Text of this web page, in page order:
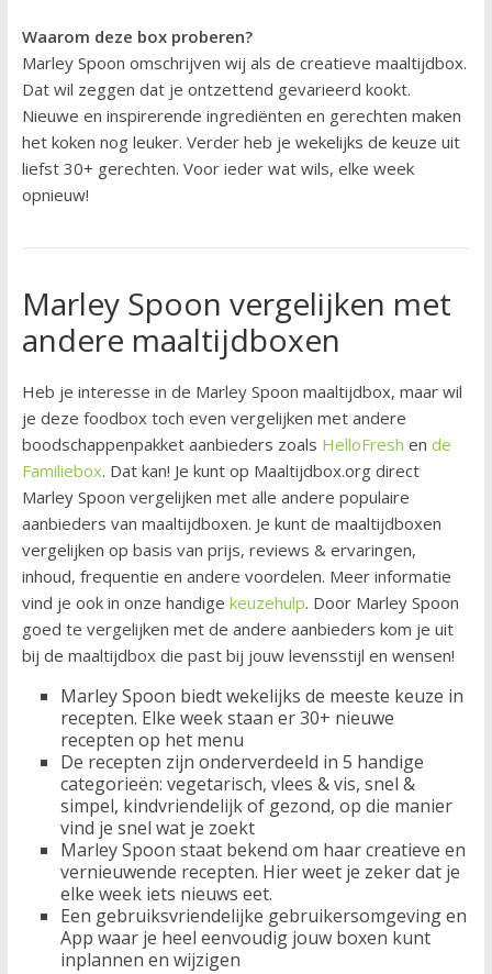
Waarom deze box proberen?
Marley Spoon omschrijven wij als de creatieve maaltijdbox.
Dat wil zeggen dat je ontzettend gevarieerd kookt.
Nieuwe en inspirerende ingrediënten en gerechten maken
het koken nog leuker. Verder heb je wekelijks de keuze uit
liefst 30+ gerechten. Voor ieder wat wils, elke week
opnieuw!
Marley Spoon vergelijken met
andere maaltijdboxen
Heb je interesse in de Marley Spoon maaltijdbox, maar wil
je deze foodbox toch even vergelijken met andere
boodschappenpakket aanbieders zoals HelloFresh en de
Familiebox. Dat kan! Je kunt op Maaltijdbox.org direct
Marley Spoon vergelijken met alle andere populaire
aanbieders van maaltijdboxen. Je kunt de maaltijdboxen
vergelijken op basis van prijs, reviews & ervaringen,
inhoud, frequentie en andere voordelen. Meer informatie
vind je ook in onze handige keuzehulp. Door Marley Spoon
goed te vergelijken met de andere aanbieders kom je uit
bij de maaltijdbox die past bij jouw levensstijl en wensen!
Marley Spoon biedt wekelijks de meeste keuze in
recepten. Elke week staan er 30+ nieuwe
recepten op het menu
De recepten zijn onderverdeeld in 5 handige
categorieën: vegetarisch, vlees & vis, snel &
simpel, kindvriendelijk of gezond, op die manier
vind je snel wat je zoekt
Marley Spoon staat bekend om haar creatieve en
vernieuwende recepten. Hier weet je zeker dat je
elke week iets nieuws eet.
Een gebruiksvriendelijke gebruikersomgeving en
App waar je heel eenvoudig jouw boxen kunt
inplannen en wijzigen